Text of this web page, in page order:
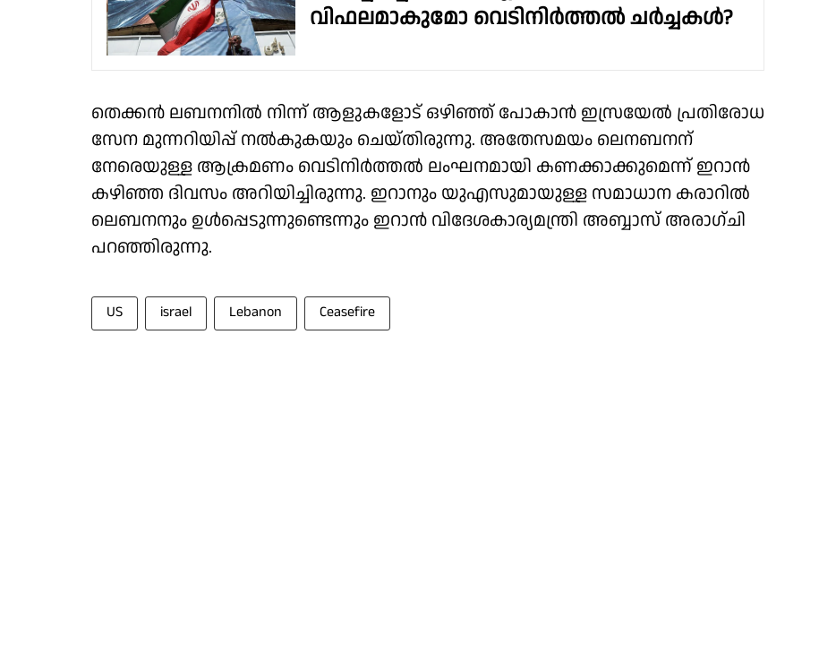
വിഫലമാകുമോ വെടിനിര്‍ത്തല്‍ ചര്‍ച്ചകള്‍?
തെക്കന്‍ ലബനനില്‍ നിന്ന് ആളുകളോട് ഒഴിഞ്ഞ് പോകാന്‍ ഇസ്രയേല്‍ പ്രതിരോധ
സേന മുന്നറിയിപ്പ് നല്‍കുകയും ചെയ്തിരുന്നു. അതേസമയം ലെനബനന്
നേരെയുള്ള ആക്രമണം വെടിനിര്‍ത്തല്‍ ലംഘനമായി കണക്കാക്കുമെന്ന് ഇറാന്‍
കഴിഞ്ഞ ദിവസം അറിയിച്ചിരുന്നു. ഇറാനും യുഎസുമായുള്ള സമാധാന കരാറില്‍
ലെബനനും ഉള്‍പ്പെടുന്നുണ്ടെന്നും ഇറാന്‍ വിദേശകാര്യമന്ത്രി അബ്ബാസ് അരാഗ്ചി
പറഞ്ഞിരുന്നു.
US israel Lebanon Ceasefire